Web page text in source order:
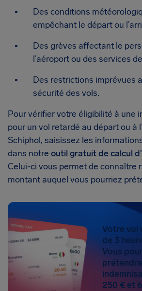
Des conditions
empêchant le départ ou
Des grèves affectant le
l’aéroport ou des services
Des restrictions imprévues
sécurité des vols.
Pour vérifier votre éligibilité à une
pour un vol retardé au départ ou à
Schiphol, saisissez les
dans notre outil gratuit de calcul
Celui-ci vous permet de connaître
montant auquel vous pourriez
Votre vol
de 3
Vous
prétendre
250 € et